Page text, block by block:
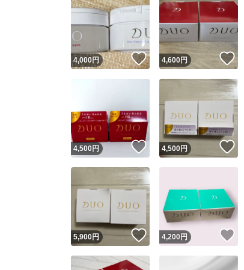
4,000円 いいね！
4,600円
4,500円 いいね！
4,500円
5,900円 いいね！
4,200 円